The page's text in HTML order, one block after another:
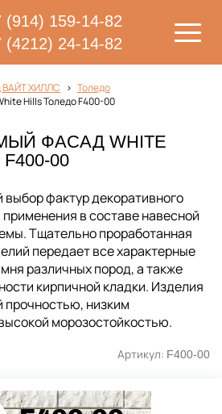
(914) 159-14-82
(4212) 24-14-82
ВАЙТ ХИЛЛС
Толедо
Hills Толедо F400-00
ФАСАД WHITE
00
фактур декоративного
в составе навесной
Тщательно проработанная
передает все характерные
различных пород, а также
кирпичной кладки. Изделия
низким
морозостойкостью.
Артикул: F400-00